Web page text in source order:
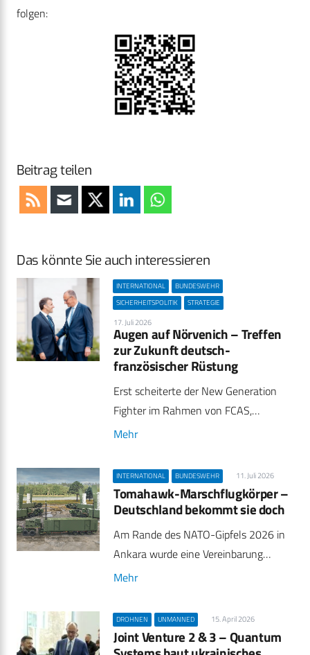
folgen:
Beitrag teilen
Das könnte Sie auch interessieren
INTERNATIONAL
BUNDESWEHR
SICHERHEITSPOLITIK
STRATEGIE
17. Juli 2026
Augen auf Nörvenich – Treffen
zur Zukunft deutsch-
französischer Rüstung
Erst scheiterte der New Generation
Fighter im Rahmen von FCAS,…
Mehr
INTERNATIONAL BUNDESWEHR 11. Juli 2026
Tomahawk-Marschflugkörper –
Deutschland bekommt sie doch
Am Rande des NATO-Gipfels 2026 in
Ankara wurde eine Vereinbarung…
Mehr
DROHNEN UNMANNED 15. April 2026
Joint Venture 2 & 3 – Quantum